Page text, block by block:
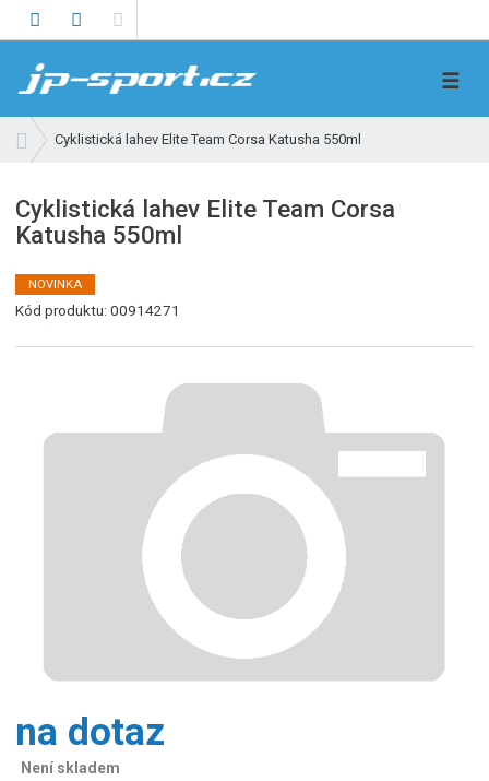
h
d
☰
v
d
n
s
t
Cyklistická lahev Elite Team Corsa Katusha 550ml
Cyklistická lahev Elite Team Corsa
Katusha 550ml
NOVINKA
Kód produktu:00914271
na dotaz
Není skladem